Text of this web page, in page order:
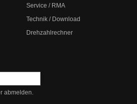
Service / RMA
Technik / Download
Drehzahlrechner
abmelden.